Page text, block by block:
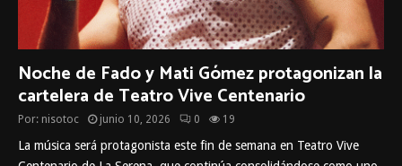
Noche de Fado y Mati Gómez protagonizan la
cartelera de Teatro Vive Centenario
Por: nisotoc junio 10, 2026 0 19
La música será protagonista este fin de semana en Teatro Vive